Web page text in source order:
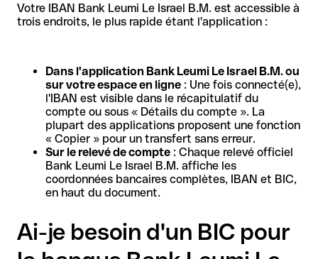
Votre IBAN Bank Leumi Le Israel B.M. est accessible à
trois endroits, le plus rapide étant l'application :
Dans l'application Bank Leumi Le Israel B.M. ou
sur votre espace en ligne : Une fois connecté(e),
l'IBAN est visible dans le récapitulatif du
compte ou sous « Détails du compte ». La
plupart des applications proposent une fonction
« Copier » pour un transfert sans erreur.
Sur le relevé de compte : Chaque relevé officiel
Bank Leumi Le Israel B.M. affiche les
coordonnées bancaires complètes, IBAN et BIC,
en haut du document.
Ai-je besoin d'un BIC pour